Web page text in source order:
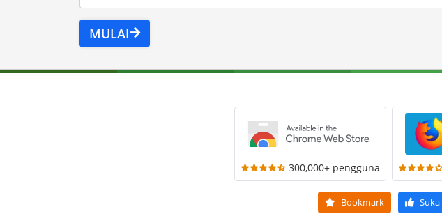
MULAI
300,000+ pengguna
Bookmark Suka